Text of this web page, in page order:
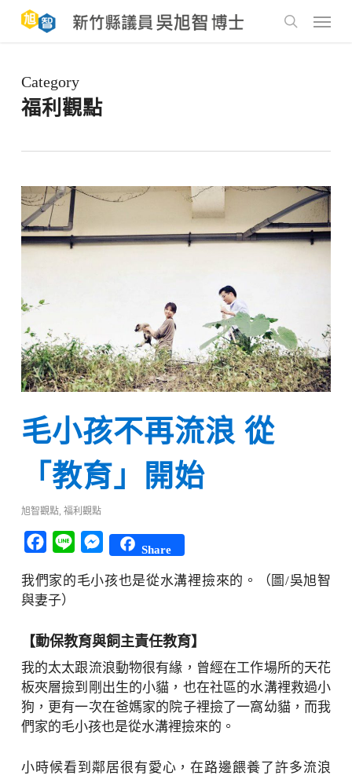
main
Menu
Category
福利觀點
毛小孩不再流浪 從
「教育」開始
旭智觀點, 福利觀點
Facebook
Line Messenger
Share
我們家的毛小孩也是從水溝裡撿來的。（圖/吳旭智
與妻子）
【動保教育與飼主責任教育】
我的太太跟流浪動物很有緣，曾經在工作場所的天花
板夾層撿到剛出生的小貓，也在社區的水溝裡救過小
狗，更有一次在爸媽家的院子裡撿了一窩幼貓，而我
們家的毛小孩也是從水溝裡撿來的。
小時候看到鄰居很有愛心，在路邊餵養了許多流浪